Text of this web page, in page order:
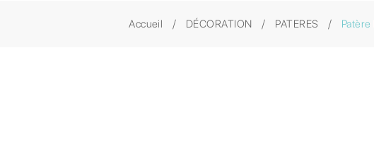
Accueil DÉCORATION PATERES